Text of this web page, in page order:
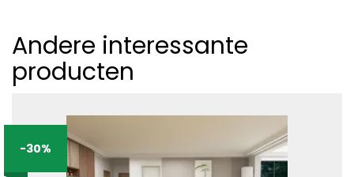
Andere interessante
producten
-30%